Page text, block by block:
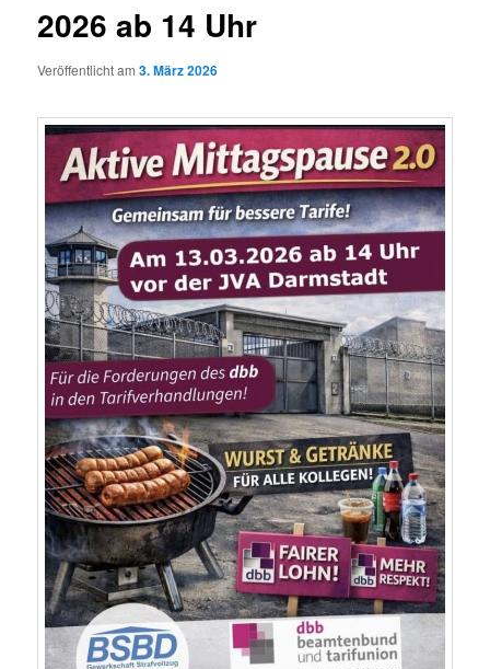
2026 ab 14 Uhr
Veröffentlicht am3. März 2026